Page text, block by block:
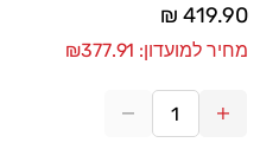
מחיר
רגיל
419.90 ₪
מחיר למועדון: ₪377.91
הגדל